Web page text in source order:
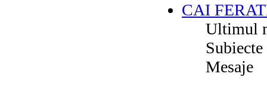
CAI
Ultimul
Subiecte
Mesaje